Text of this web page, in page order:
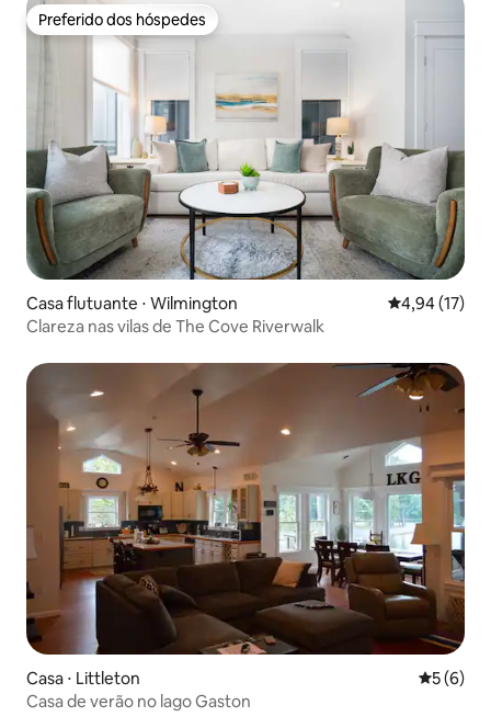
Preferido dos hóspedes
Preferido dos hóspedes
Casa flutuante ⋅ Wilmington 4,94 de uma
4,94 (17)
Clareza nas vilas de The Cove Riverwalk
Casa ⋅ Littleton 5 de
5 (6)
Casa de verão no lago Gaston